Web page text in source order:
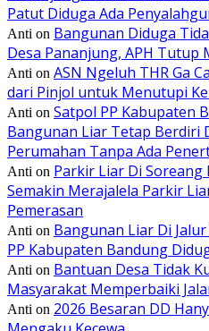
Patut Diduga Ada
Anti on Bangunan Diduga
Desa Pananjung, APH Tutup
Anti on ASN Ngeluh THR Ga
dari Pinjol untuk Menutupi
Anti on Satpol PP Kabupaten
Bangunan Liar Tetap Berdiri
Perumahan Tanpa Ada
Anti on Parkir Liar Di
Semakin Merajalela Parkir
Pemerasan
Anti on Bangunan Liar Di
PP Kabupaten Bandung
Anti on Bantuan Desa Tidak
Masyarakat Memperbaiki
Anti on 2026 Besaran DD